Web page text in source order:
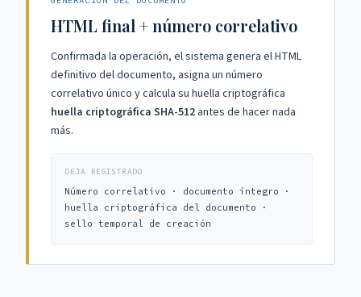
HTML final + número correlativo
Confirmada la operación, el sistema genera el HTML
definitivo del documento, asigna un número
correlativo único y calcula su huella criptográfica
huella criptográfica SHA-512 antes de hacer nada
más.
DEJA REGISTRADO
Número correlativo · documento íntegro ·
huella criptográfica del documento ·
sello temporal de creación